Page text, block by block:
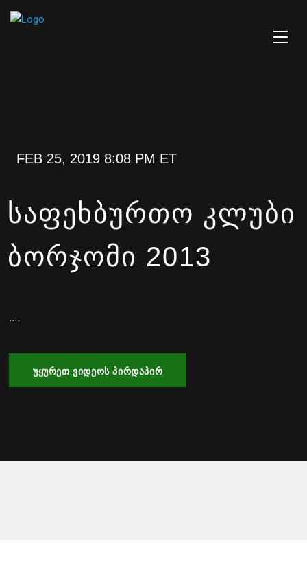
FEB 25, 2019 8:08 PM ET
ᲡᲐᲤᲔᲮᲑᲣᲠᲗᲝ ᲙᲚᲣᲑᲘ
ᲑᲝᲠᲯᲝᲛᲘ 2013
....
ᲣᲧᲣᲠᲔᲗ ᲕᲘᲓᲔᲝᲡ ᲞᲘᲠᲓᲐᲞᲘᲠ